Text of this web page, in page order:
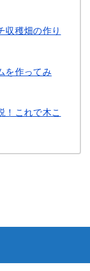
収穫畑の作り
を作ってみ
！これで木こ